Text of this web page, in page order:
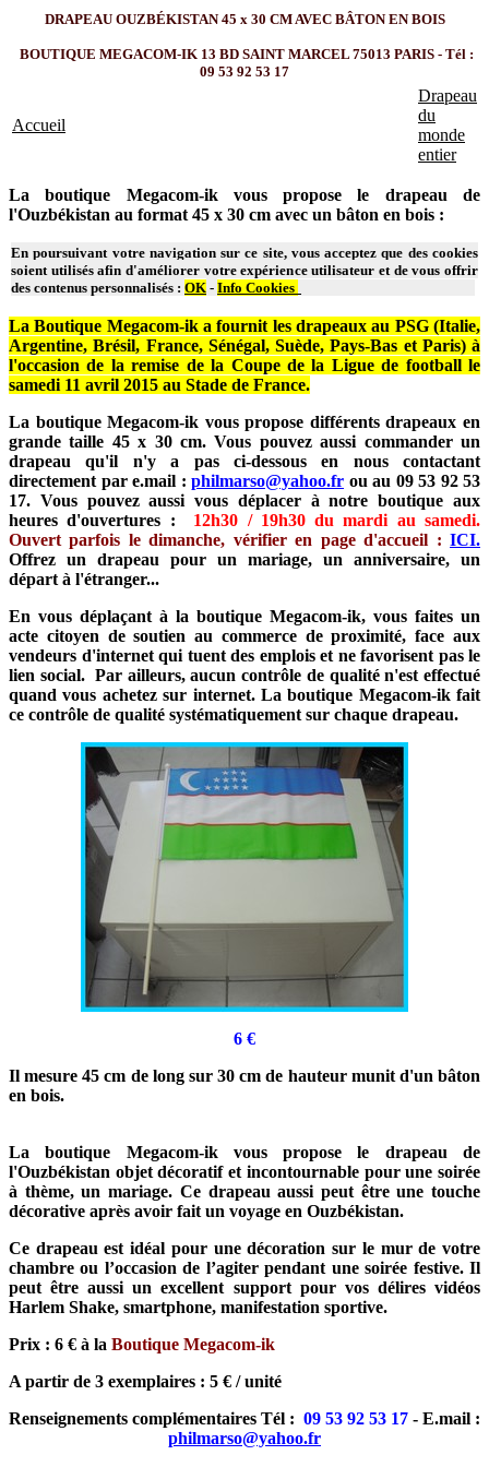
DRAPEAU OUZBÉKISTAN 45 x 30 CM AVEC BÂTON EN BOIS
BOUTIQUE MEGACOM-IK 13 BD SAINT MARCEL 75013 PARIS - Tél :
09 53 92 53 17
Accueil
Drapeau
du
monde
entier
La boutique Megacom-ik vous propose le drapeau de
l'Ouzbékistan au format 45 x 30 cm avec un bâton en bois :
En poursuivant votre navigation sur ce site, vous acceptez que des cookies
soient utilisés afin d'améliorer votre expérience utilisateur et de vous offrir
des contenus personnalisés : OK - Info Cookies
La Boutique Megacom-ik a fournit les drapeaux au PSG (Italie,
Argentine, Brésil, France, Sénégal, Suède, Pays-Bas et Paris) à
l'occasion de la remise de la Coupe de la Ligue de football le
samedi 11 avril 2015 au Stade de France.
La boutique Megacom-ik vous propose différents drapeaux en
grande taille 45 x 30 cm. Vous pouvez aussi commander un
drapeau qu'il n'y a pas ci-dessous en nous contactant
directement par e.mail : philmarso@yahoo.fr ou au 09 53 92 53
17. Vous pouvez aussi vous déplacer à notre boutique aux
heures d'ouvertures : 12h30 / 19h30 du mardi au samedi.
Ouvert parfois le dimanche, vérifier en page d'accueil : ICI.
Offrez un drapeau pour un mariage, un anniversaire, un
départ à l'étranger...
En vous déplaçant à la boutique Megacom-ik, vous faites un
acte citoyen de soutien au commerce de proximité, face aux
vendeurs d'internet qui tuent des emplois et ne favorisent pas le
lien social. Par ailleurs, aucun contrôle de qualité n'est effectué
quand vous achetez sur internet. La boutique Megacom-ik fait
ce contrôle de qualité systématiquement sur chaque drapeau.
6 €
Il mesure 45 cm de long sur 30 cm de hauteur munit d'un bâton
en bois.
La boutique Megacom-ik vous propose le drapeau de
l'Ouzbékistan objet décoratif et incontournable pour une soirée
à thème, un mariage. Ce drapeau aussi peut être une touche
décorative après avoir fait un voyage en Ouzbékistan.
Ce drapeau est idéal pour une décoration sur le mur de votre
chambre ou l’occasion de l’agiter pendant une soirée festive. Il
peut être aussi un excellent support pour vos délires vidéos
Harlem Shake, smartphone, manifestation sportive.
Prix : 6 € à la Boutique Megacom-ik
A partir de 3 exemplaires : 5 € / unité
Renseignements complémentaires Tél : 09 53 92 53 17 - E.mail :
philmarso@yahoo.fr